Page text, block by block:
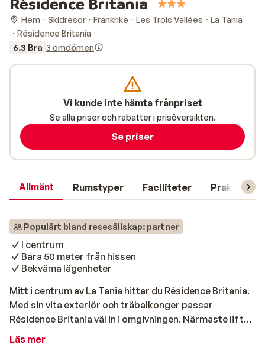
Hem Skidresor Frankrike Les Trois Vallées
La Tania
Résidence Britania
6.3 Bra 3 omdömen
Allmänt Rumstyper Faciliteter Praktisk
Populärt bland resesällskap: partner
I centrum
Bara 50 meter från hissen
Bekväma lägenheter
Mitt i centrum av La Tania hittar du Résidence Britania.
Med sin vita exteriör och träbalkonger passar
Résidence Britania väl in i omgivningen. Närmaste lift
ligger bara 50 meter bort, så här är den första nedfart
Läs mer
Vi kunde inte hämta frånpriset
Se alla priser och rabatter i prisöversikten.
Se priser